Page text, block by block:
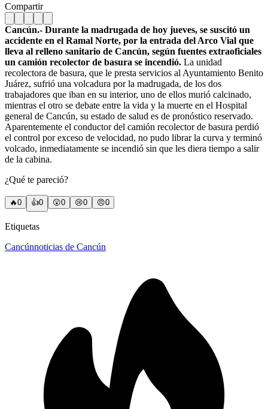
Compartir
Cancún.- Durante la madrugada de hoy jueves, se suscitó un
accidente en el Ramal Norte, por la entrada del Arco Vial que
lleva al relleno sanitario de Cancún, según fuentes extraoficiales
un camión recolector de basura se incendió. La unidad
recolectora de basura, que le presta servicios al Ayuntamiento Benito
Juárez, sufrió una volcadura por la madrugada, de los dos
trabajadores que iban en su interior, uno de ellos murió calcinado,
mientras el otro se debate entre la vida y la muerte en el Hospital
general de Cancún, su estado de salud es de pronóstico reservado.
Aparentemente el conductor del camión recolector de basura perdió
el control por exceso de velocidad, no pudo librar la curva y terminó
volcado, inmediatamente se incendió sin que les diera tiempo a salir
de la cabina.
¿Qué te pareció?
🔥0 👍0 😲0 😢0 😠0
Etiquetas
Cancúnnoticias de Cancún